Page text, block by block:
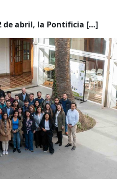
de abril, la Pontificia […]